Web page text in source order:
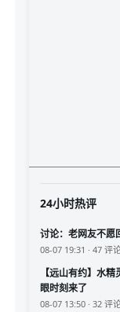
24小时热评
讨论：老网友不愿
08-07 19:31 · 47 评
【远山有约】水
眼时刻来了
08-07 13:50 · 32 评